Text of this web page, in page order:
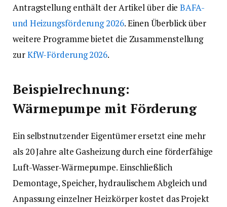
Antragstellung enthält der Artikel über dieBAFA-
und Heizungsförderung 2026. Einen Überblick über
weitere Programme bietet die Zusammenstellung
zurKfW-Förderung 2026.
Beispielrechnung:
Wärmepumpe mit Förderung
Ein selbstnutzender Eigentümer ersetzt eine mehr
als 20 Jahre alte Gasheizung durch eine förderfähige
Luft-Wasser-Wärmepumpe. Einschließlich
Demontage, Speicher, hydraulischem Abgleich und
Anpassung einzelner Heizkörper kostet das Projekt